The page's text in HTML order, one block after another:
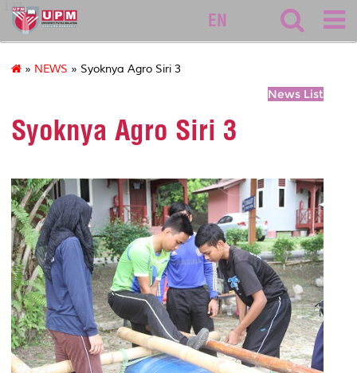
127
EN
» NEWS » Syoknya Agro Siri 3
News List
Syoknya Agro Siri 3